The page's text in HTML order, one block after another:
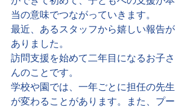
当の意味でつながっていきます。
最近、あるスタッフから嬉しい報告が
ありました。
訪問支援を始めて二年目になるお子さ
んのことです。
学校や園では、一年ごとに担任の先生
が変わることがあります。また、プー